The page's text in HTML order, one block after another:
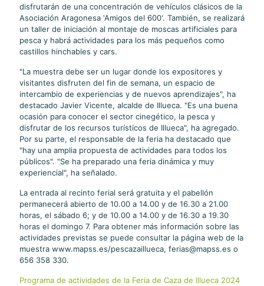
disfrutarán de una concentración de vehículos clásicos de la
Asociación Aragonesa 'Amigos del 600'. También, se realizará
un taller de iniciación al montaje de moscas artificiales para
pesca y habrá actividades para los más pequeños como
castillos hinchables y cars.
"La muestra debe ser un lugar donde los expositores y
visitantes disfruten del fin de semana, un espacio de
intercambio de experiencias y de nuevos aprendizajes", ha
destacado Javier Vicente, alcalde de Illueca. "Es una buena
ocasión para conocer el sector cinegético, la pesca y
disfrutar de los recursos turísticos de Illueca", ha agregado.
Por su parte, el responsable de la feria ha destacado que
"hay una amplia propuesta de actividades para todos los
públicos". "Se ha preparado una feria dinámica y muy
experiencial", ha señalado.
La entrada al recinto ferial será gratuita y el pabellón
permanecerá abierto de 10.00 a 14.00 y de 16.30 a 21.00
horas, el sábado 6; y de 10.00 a 14.00 y de 16.30 a 19.30
horas el domingo 7. Para obtener más información sobre las
actividades previstas se puede consultar la página web de la
muestra www.mapss.es/pescazaillueca, ferias@mapss.es o
656 358 330.
Programa de actividades de la Feria de Caza de Illueca 2024